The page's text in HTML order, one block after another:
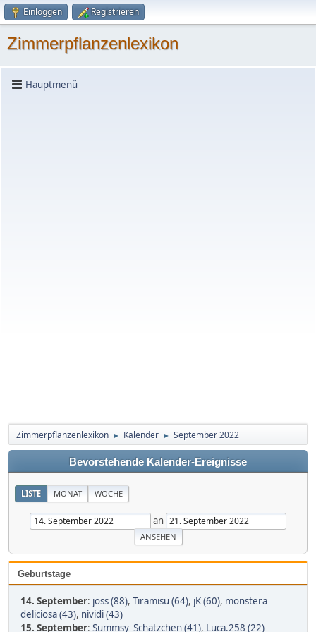
Einloggen Registrieren
Zimmerpflanzenlexikon
Hauptmenü
Zimmerpflanzenlexikon ► Kalender ► September 2022
Bevorstehende Kalender-Ereignisse
LISTE MONAT WOCHE
an
Geburtstage
14. September: joss (88), Tiramisu (64), jK (60), monstera
deliciosa (43), nividi (43)
15. September: Summsy_Schätzchen (41), Luca.258 (22)